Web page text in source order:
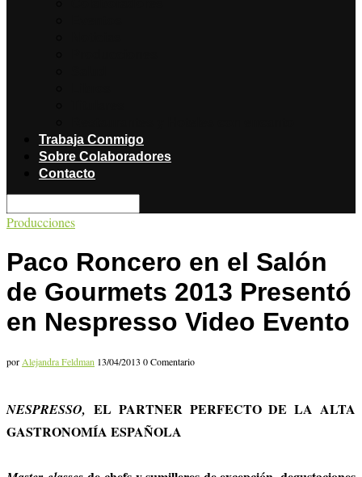
Trabaja Conmigo
Sobre Colaboradores
Contacto
Producciones
Paco Roncero en el Salón
de Gourmets 2013 Presentó
en Nespresso Video Evento
por Alejandra Feldman 13/04/2013 0 Comentario
NESPRESSO, EL PARTNER PERFECTO DE LA ALTA
GASTRONOMÍA ESPAÑOLA